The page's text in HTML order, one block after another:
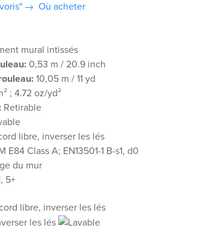
Où acheter
mural intissés
0,53 m / 20.9 inch
10,05 m / 11 yd
; 4.72 oz/yd²
Retirable
libre, inverser les lés
E84 Class A; EN13501-1 B-s1, d0
du mur
5+